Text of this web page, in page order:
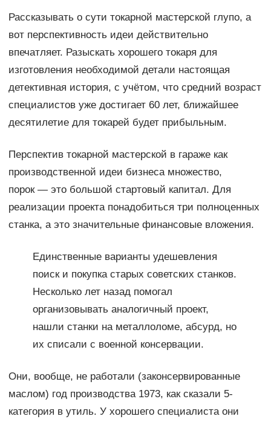
Рассказывать о сути токарной мастерской глупо, а
вот перспективность идеи действительно
впечатляет. Разыскать хорошего токаря для
изготовления необходимой детали настоящая
детективная история, с учётом, что средний возраст
специалистов уже достигает 60 лет, ближайшее
десятилетие для токарей будет прибыльным.
Перспектив токарной мастерской в гараже как
производственной идеи бизнеса множество,
порок — это большой стартовый капитал. Для
реализации проекта понадобиться три полноценных
станка, а это значительные финансовые вложения.
Единственные варианты удешевления
поиск и покупка старых советских станков.
Несколько лет назад помогал
организовывать аналогичный проект,
нашли станки на металлоломе, абсурд, но
их списали с военной консервации.
Они, вообще, не работали (законсервированные
маслом) год производства 1973, как сказали 5-
категория в утиль. У хорошего специалиста они